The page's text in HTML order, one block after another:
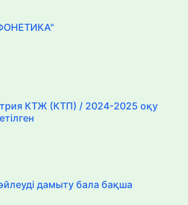
КТЖ (КТП) / 2024-2025 оқу
дамыту бала бақша